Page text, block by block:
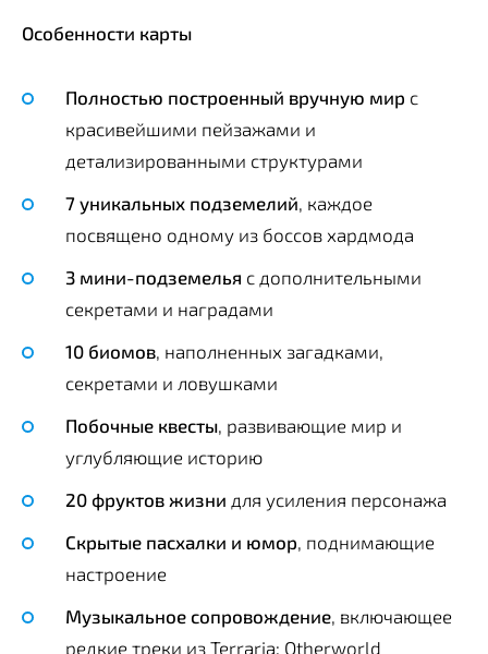
Особенности карты
Полностью построенный вручную мир с
красивейшими пейзажами и
детализированными структурами
7 уникальных подземелий , каждое
посвящено одному из боссов хардмода
3 мини-подземелья с дополнительными
секретами и наградами
10 биомов , наполненных загадками,
секретами и ловушками
Побочные квесты , развивающие мир и
углубляющие историю
20 фруктов жизни для усиления персонажа
Скрытые пасхалки и юмор , поднимающие
настроение
Музыкальное сопровождение , включающее
редкие треки из Terraria: Otherworld